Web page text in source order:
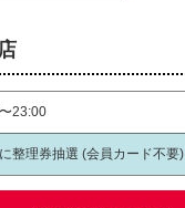
23:00
整理券抽選 (会員カード不要)